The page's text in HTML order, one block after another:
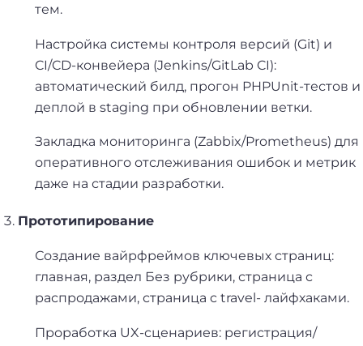
тем.
Настройка системы контроля версий (Git) и
CI/CD-конвейера (Jenkins/GitLab CI):
автоматический билд, прогон PHPUnit-тестов и
деплой в staging при обновлении ветки.
Закладка мониторинга (Zabbix/Prometheus) для
оперативного отслеживания ошибок и метрик
даже на стадии разработки.
Прототипирование
Создание вайрфреймов ключевых страниц:
главная, раздел Без рубрики, страница с
распродажами, страница c travel- лайфхаками.
Проработка UX-сценариев: регистрация/